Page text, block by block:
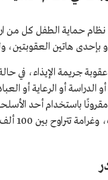
بإحدى هاتين العقوبتين،
جريمة الإيذاء، في
الدراسة أو الرعاية أو
مقرونًا باستخدام أحد
100 ألف ريال و500 ألف ريال، وتضاعف العقوبة الموقعة حال التكرار.